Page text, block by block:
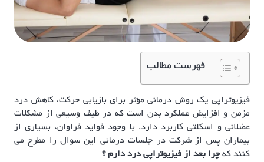
فهرست مطالب
فیزیوتراپی یک روش درمانی مؤثر برای بازیابی حرکت، کاهش درد
مزمن و افزایش عملکرد بدن است که در طیف وسیعی از مشکلات
عضلانی و اسکلتی کاربرد دارد. با وجود فواید فراوان، بسیاری از
بیماران پس از شرکت در جلسات درمانی این سوال را مطرح می
کنند کهچرا بعد از فیزیوتراپی درد دارم ؟